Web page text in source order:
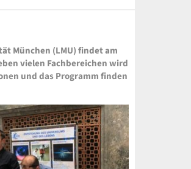
München (LMU) findet am
vielen Fachbereichen wird
und das Programm finden